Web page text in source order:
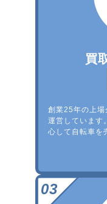
買
創業25年の上場
運営しています
心して自転車を